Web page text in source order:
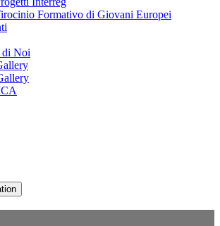
Formativo di Giovani Europei
Noi